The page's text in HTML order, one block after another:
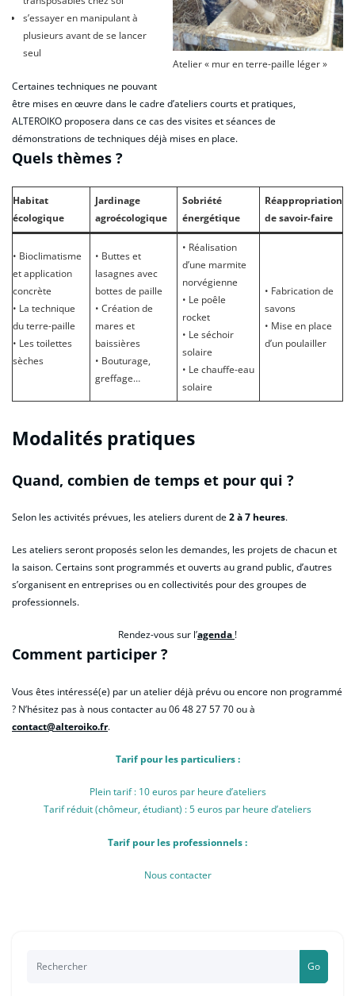
Atelier « mur en terre-paille léger »
s’essayer en manipulant à
plusieurs avant de se lancer
seul
Certaines techniques ne pouvant
être mises en œuvre dans le cadre d’ateliers courts et pratiques,
ALTEROIKO proposera dans ce cas des visites et séances de
démonstrations de techniques déjà mises en place.
Quels thèmes ?
Habitat
écologique
Jardinage
agroécologique
Sobriété
énergétique
Réappropriation
de savoir-faire
• Bioclimatisme
et application
concrète
• La technique
du terre-paille
• Les toilettes
sèches
• Buttes et
lasagnes avec
bottes de paille
• Création de
mares et
baissières
• Bouturage,
greffage…
• Réalisation
d’une marmite
norvégienne
• Le poêle
rocket
• Le séchoir
solaire
• Le chauffe-eau
solaire
• Fabrication de
savons
• Mise en place
d’un poulailler
Modalités pratiques
Quand, combien de temps et pour qui ?
Selon les activités prévues, les ateliers durent de2 à 7 heures.
Les ateliers seront proposés selon les demandes, les projets de chacun et
la saison. Certains sont programmés et ouverts au grand public, d’autres
s’organisent en entreprises ou en collectivités pour des groupes de
professionnels.
Rendez-vous sur l’agenda !
Comment participer ?
Vous êtes intéressé(e) par un atelier déjà prévu ou encore non programmé
? N’hésitez pas à nous contacter au 06 48 27 57 70 ou à
contact@alteroiko.fr.
Tarif pour les particuliers :
Plein tarif : 10 euros par heure d’ateliers
Tarif réduit (chômeur, étudiant) : 5 euros par heure d’ateliers
Tarif pour les professionnels :
Nous contacter
Go